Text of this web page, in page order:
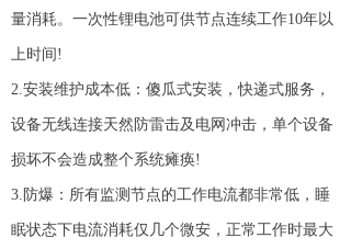
量消耗。一次性锂电池可供节点连续工作10年以
上时间!
2.安装维护成本低：傻瓜式安装，快递式服务，
设备无线连接天然防雷击及电网冲击，单个设备
损坏不会造成整个系统瘫痪!
3.防爆：所有监测节点的工作电流都非常低，睡
眠状态下电流消耗仅几个微安，正常工作时最大